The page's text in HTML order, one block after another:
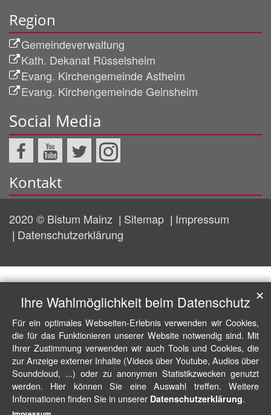
Region
Gemeindeverwaltung
Kath. Dekanat Rüsselsheim
Evang. Kirchengemeinde Astheim
Evang. Kirchengemeinde Geinsheim
Social Media
Kontakt
2020 © Bistum Mainz Sitemap
Impressum
Datenschutzerklärung
Ihre Wahlmöglichkeit beim Datenschutz
Für ein optimales Webseiten-Erlebnis verwenden wir Cookies,
die für das Funktionieren unserer Website notwendig sind. Mit
Ihrer Zustimmung verwenden wir auch Tools und Cookies, die
zur Anzeige externer Inhalte (Videos über Youtube, Audios über
Soundcloud, ...) oder zu anonymen Statistikzwecken genutzt
werden. Hier können Sie eine Auswahl treffen. Weitere
Informationen finden Sie in unserer Datenschutzerklärung.
✕